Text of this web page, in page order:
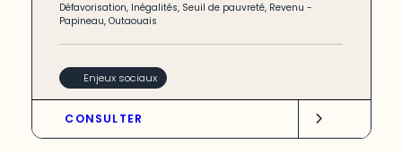
Défavorisation, Inégalités, Seuil de pauvreté, Revenu -
Papineau,Outaouais
Enjeux sociaux
CONSULTER